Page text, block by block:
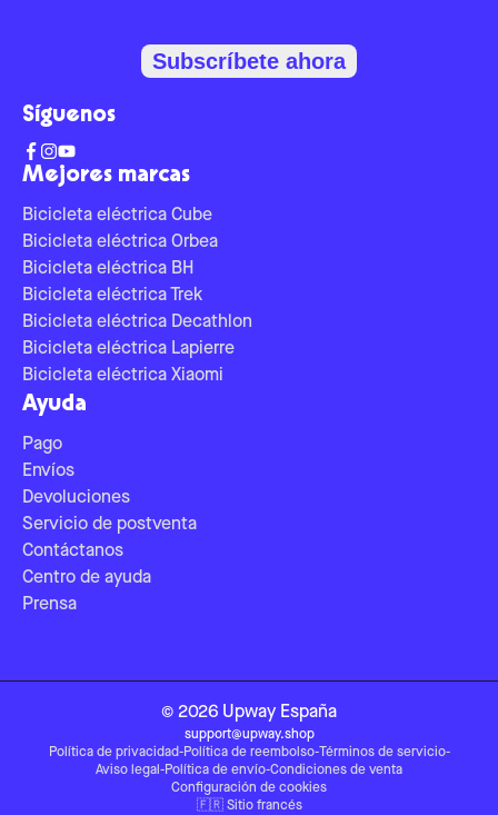
Mejores marcas
Bicicleta eléctrica Cube
Bicicleta eléctrica Orbea
Bicicleta eléctrica BH
Bicicleta eléctrica Trek
Bicicleta eléctrica Decathlon
Bicicleta eléctrica Lapierre
Bicicleta eléctrica Xiaomi
Ayuda
Pago
Envíos
Devoluciones
Servicio de postventa
Contáctanos
Centro de ayuda
Prensa
Subscríbete ahora
Síguenos
© 2026 Upway España
support@upway.shop
Política de privacidad-Política de reembolso-Términos de servicio-
Aviso legal -Política de envío-Condiciones de venta
Configuración de cookies
🇫🇷 Sitio francés